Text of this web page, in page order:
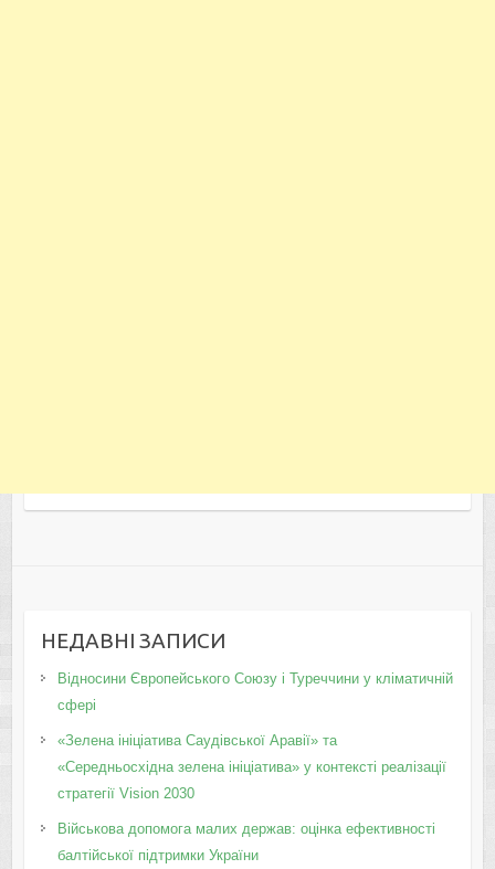
НЕДАВНІ ЗАПИСИ
Відносини Європейського Союзу і Туреччини у кліматичній
сфері
«Зелена ініціатива Саудівської Аравії» та
«Середньосхідна зелена ініціатива» у контексті реалізації
стратегії Vision 2030
Військова допомога малих держав: оцінка ефективності
балтійської підтримки України